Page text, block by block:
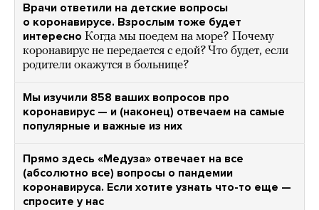
Врачи ответили на детские вопросы
о коронавирусе. Взрослым тоже будет
интересно Когда мы поедем на море? Почему
коронавирус не передается с едой? Что будет, если
родители окажутся в больнице?
Мы изучили 858 ваших вопросов про
коронавирус — и (наконец) отвечаем на самые
популярные и важные из них
Прямо здесь «Медуза» отвечает на все
(абсолютно все) вопросы о пандемии
коронавируса. Если хотите узнать что-то еще —
спросите у нас